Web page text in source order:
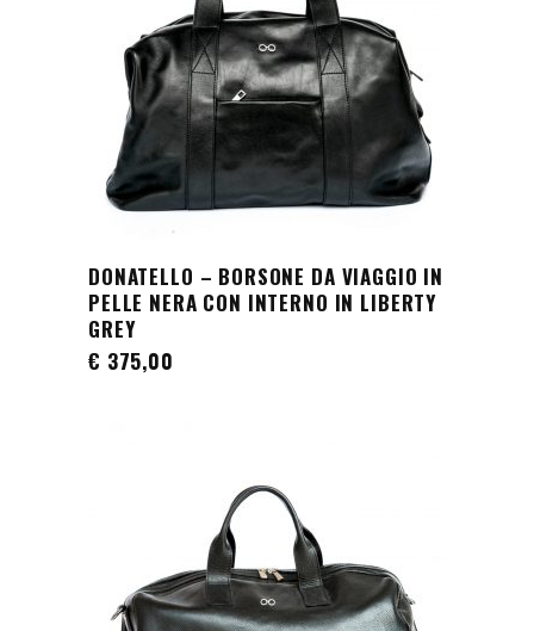
AGGIUNGI AL CARRELLO
DONATELLO – BORSONE DA VIAGGIO IN
PELLE NERA CON INTERNO IN LIBERTY
GREY
€ 375,00